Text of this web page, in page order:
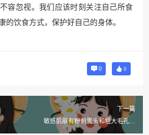
容忽视。我们应该时刻关注自己所食
的饮食方式，保护好自己的身体。
0 0
下一篇
敏感肌肤有粉刺黑头和粗大毛孔怎
么办？